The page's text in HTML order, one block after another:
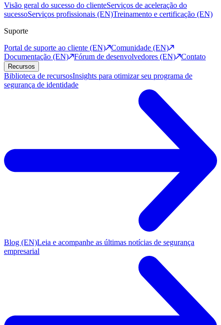
Visão geral do sucesso do clienteServiços de aceleração do
sucessoServiços profissionais (EN)Treinamento e certificação (EN)
Suporte
Portal de suporte ao cliente (EN)
Comunidade (EN)
Documentação (EN)
Fórum de desenvolvedores (EN) Contato
Recursos
Biblioteca de recursosInsights para otimizar seu programa de
segurança de identidade
Blog (EN)Leia e acompanhe as últimas notícias de segurança
empresarial